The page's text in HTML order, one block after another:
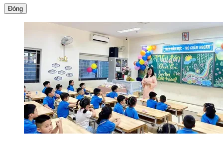
Đóng